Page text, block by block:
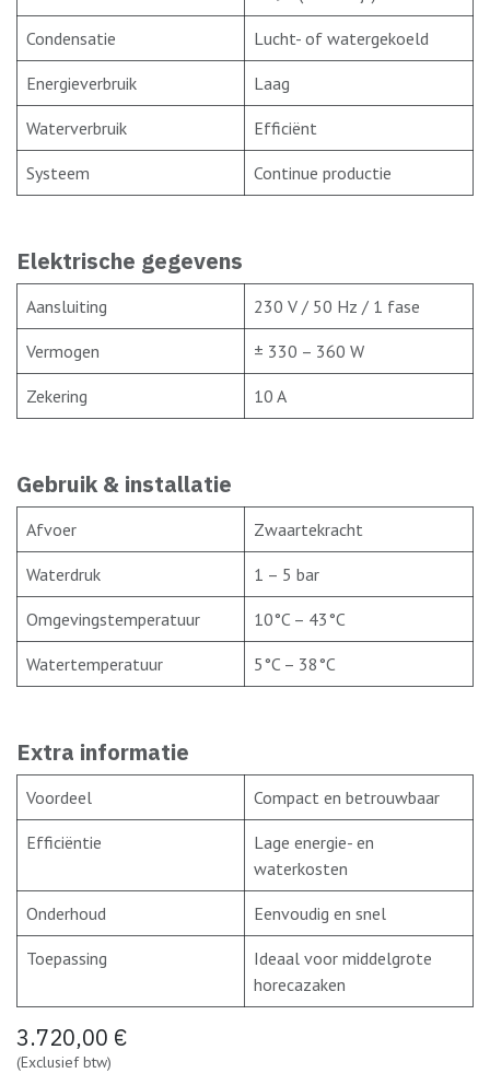
Condensatie Lucht- of watergekoeld
Energieverbruik Laag
Waterverbruik Efficiënt
Systeem Continue productie
Elektrische gegevens
Aansluiting 230 V / 50 Hz / 1 fase
Vermogen ± 330 – 360 W
Zekering 10 A
Gebruik & installatie
Afvoer Zwaartekracht
Waterdruk 1 – 5 bar
Omgevingstemperatuur 10°C – 43°C
Watertemperatuur 5°C – 38°C
Extra informatie
Voordeel Compact en betrouwbaar
Efficiëntie
Lage energie- en
waterkosten
Onderhoud Eenvoudig en snel
Toepassing
Ideaal voor middelgrote
horecazaken
3.720,00 €
(Exclusief btw)